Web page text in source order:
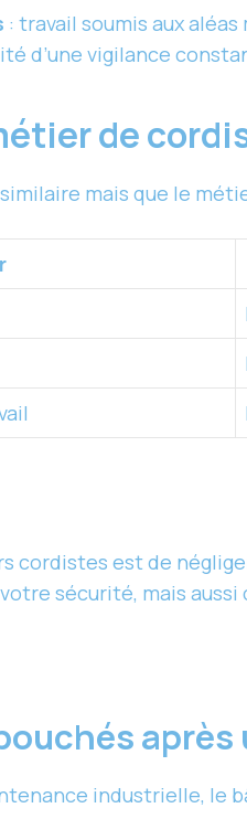
: travail soumis aux
d’une vigilance
de
mais que le
cordistes est de
sécurité, mais aussi
industrielle, le